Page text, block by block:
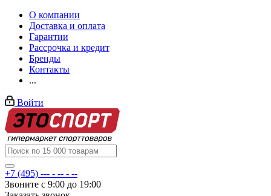
О компании
Доставка и оплата
Гарантии
Рассрочка и кредит
Бренды
Контакты
...
Войти
+7 (495) --- - -- - --
Звоните с 9:00 до 19:00